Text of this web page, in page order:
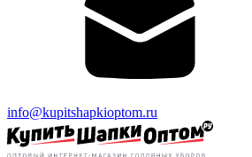
info@kupitshapkioptom.ru